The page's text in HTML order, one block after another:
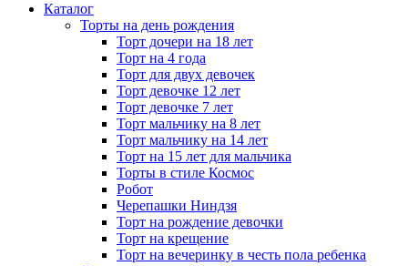
Каталог
Торты на день рождения
Торт дочери на 18 лет
Торт на 4 года
Торт для двух девочек
Торт девочке 12 лет
Торт девочке 7 лет
Торт мальчику на 8 лет
Торт мальчику на 14 лет
Торт на 15 лет для мальчика
Торты в стиле Космос
Робот
Черепашки Ниндзя
Торт на рождение девочки
Торт на крещение
Торт на вечеринку в честь пола ребенка